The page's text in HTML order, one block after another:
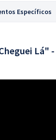
Específicos
Lá"